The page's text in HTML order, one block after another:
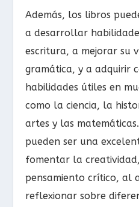
Además, los libros
a desarrollar
escritura, a mejorar su
gramática, y a adquirir
habilidades útiles en
como la ciencia, la
artes y las
pueden ser una
fomentar la
pensamiento crítico, al
reflexionar sobre